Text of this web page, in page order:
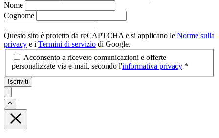
Nome
Cognome
Questo sito è protetto da reCAPTCHA e si applicano le Norme sulla
privacy e i Termini di servizio di Google.
Acconsento a ricevere comunicazioni e offerte
personalizzate via e-mail, secondo l'informativa privacy *
Iscriviti